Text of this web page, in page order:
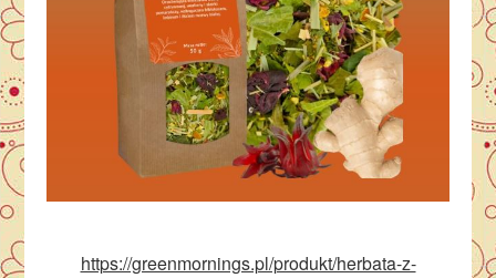
https://greenmornings.pl/produkt/herbata-z-